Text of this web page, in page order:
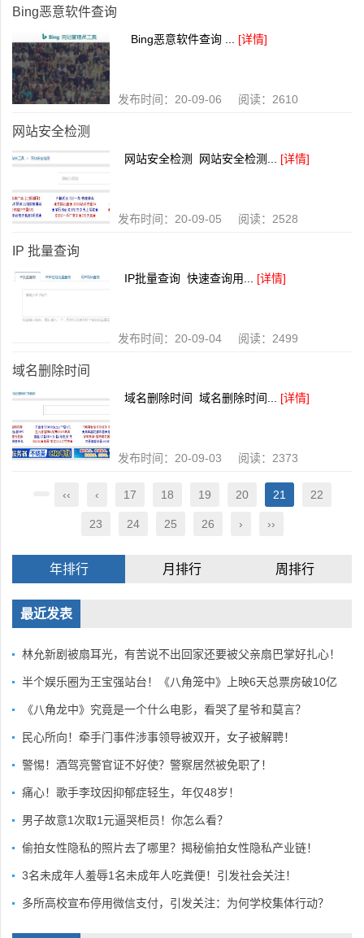
Bing恶意软件查询
Bing恶意软件查询 ... [详情]
发布时间：20-09-06 阅读：2610
网站安全检测
网站安全检测 网站安全检测... [详情]
发布时间：20-09-05 阅读：2528
IP 批量查询
IP批量查询 快速查询用... [详情]
发布时间：20-09-04 阅读：2499
域名删除时间
域名删除时间 域名删除时间... [详情]
发布时间：20-09-03 阅读：2373
‹‹ ‹ 17 18 19 20 21 22
23 24 25 26 › ››
年排行 月排行 周排行
最近发表
林允新剧被扇耳光，有苦说不出回家还要被父亲扇巴掌好扎心！
半个娱乐圈为王宝强站台！《八角笼中》上映6天总票房破10亿
《八角龙中》究竟是一个什么电影，看哭了星爷和莫言？
民心所向！牵手门事件涉事领导被双开，女子被解聘！
警惕！酒驾亮警官证不好使？警察居然被免职了！
痛心！歌手李玟因抑郁症轻生，年仅48岁！
男子故意1次取1元逼哭柜员！你怎么看？
偷拍女性隐私的照片去了哪里？揭秘偷拍女性隐私产业链！
3名未成年人羞辱1名未成年人吃粪便！引发社会关注！
多所高校宣布停用微信支付，引发关注：为何学校集体行动？